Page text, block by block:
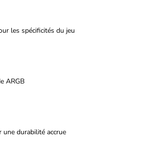
les spécificités du jeu
ARGB
durabilité accrue